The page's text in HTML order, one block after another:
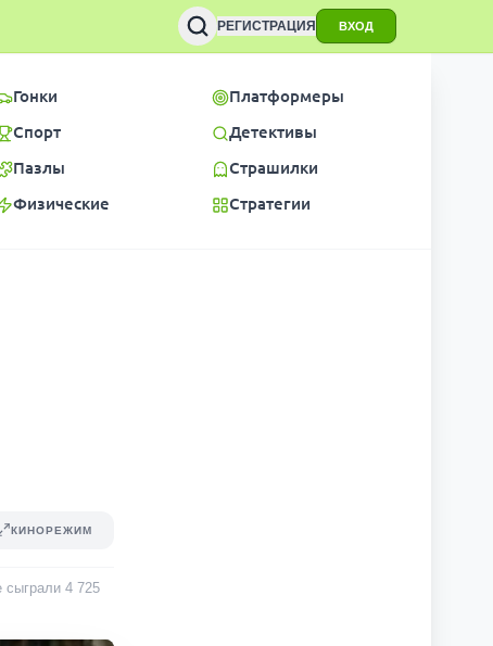
РЕГИСТРАЦИЯ ВХОД
Гонки
Спорт
Пазлы
Физические
Платформеры
Детективы
Страшилки
Стратегии
КИНОРЕЖИМ
сыграли 4 725